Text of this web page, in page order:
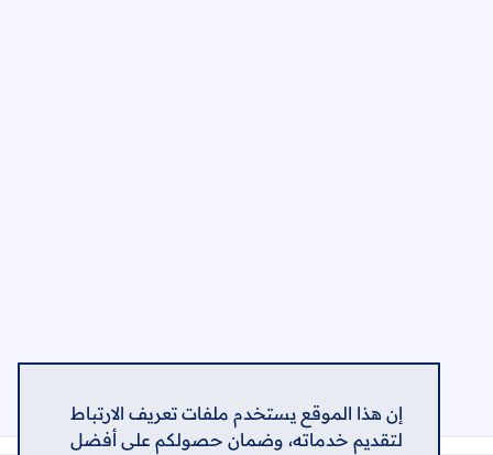
إن هذا الموقع يستخدم ملفات تعريف الارتباط
لتقديم خدماته، وضمان حصولكم على أفضل